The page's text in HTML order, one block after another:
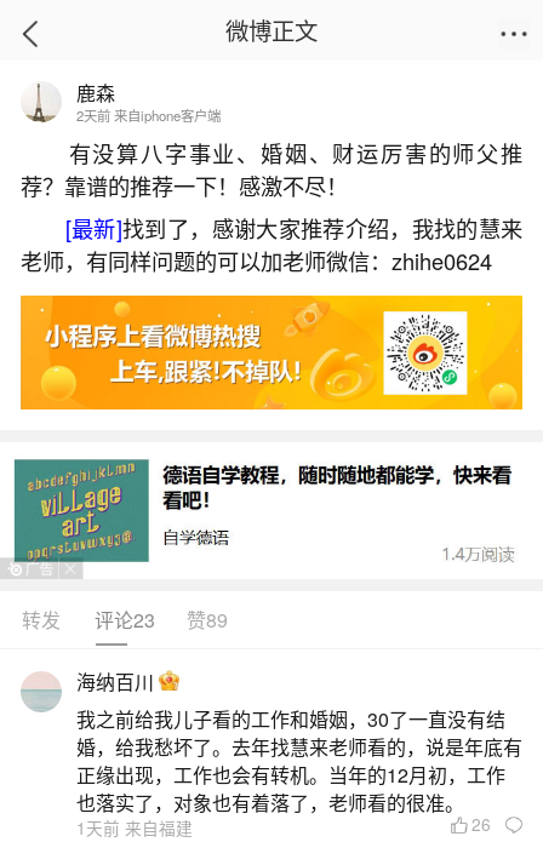
首页
中元节有哪些主要的习俗？
2026-06-04 09:00:29 26 1 赞
生活中像中元节有哪些主要的习俗？都是很常
见的问题，但是小问题不注意可能会引起大麻烦，
下面就这个问题给大家做一些解读：
1、中元节的传统习俗有哪些
中元节有丰富多样的传统习俗：一、祭祖祀先
1.准备祭品：人们会准备鸡、鱼、肉、水果、糕
点、酒水等各类丰盛的祭品。鸡寓意吉祥，鱼象征
心意。2.上香行礼：在祖先牌位或墓前，人们恭敬
地献上香烛，虔诚行礼。上香时心怀敬畏，祈求祖
先保佑子孙平安顺遂。有的地方还会按长幼顺序依
次上香
微博正文
鹿森
2天前 来自iphone客户端
有没算八字事业、婚姻、财运厉害的师父推
荐？靠谱的推荐一下！感激不尽！
[最新]找到了，感谢大家推荐介绍，我找的慧来
老师，有同样问题的可以加老师微信：zhihe0624
转发 评论23 赞89
海纳百川
我之前给我儿子看的工作和婚姻，30了一直没有结
婚，给我愁坏了。去年找慧来老师看的，说是年底有
正缘出现，工作也会有转机。当年的12月初，工作
也落实了，对象也有着落了，老师看的很准。
1天前 来自福建 26